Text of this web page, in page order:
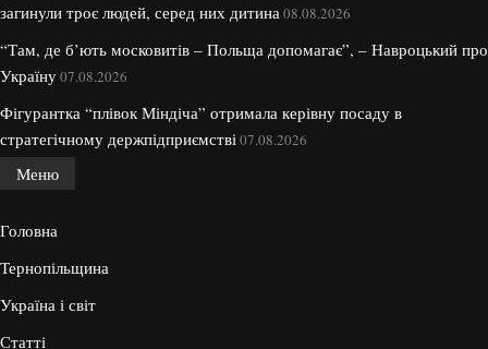
загинули троє людей, серед них дитина08.08.2026
“Там, де б’ють московитів – Польща допомагає”, – Навроцький про
Україну07.08.2026
Фігурантка “плівок Міндіча” отримала керівну посаду в
стратегічному держпідприємстві07.08.2026
Меню
Головна
Тернопільщина
Україна і світ
Статті